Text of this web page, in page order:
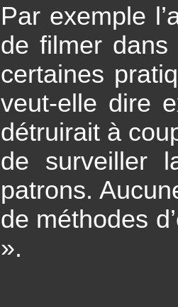
Par exemple
de filmer dans
certaines
veut-elle dire
détruirait à
de surveiller
patrons.
de méthodes
».